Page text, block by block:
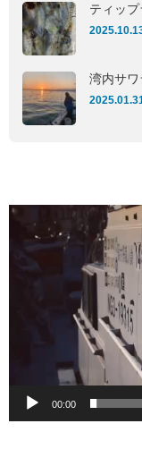
ティッ
湾内サワ
動
00:00